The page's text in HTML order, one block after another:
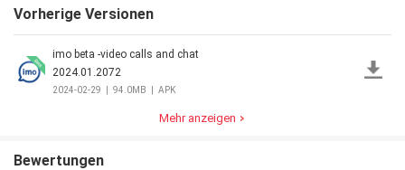
Vorherige Versionen
imo beta -video calls and chat
2024.01.2072
2024-02-29 94.0MB APK
Mehr anzeigen
Bewertungen